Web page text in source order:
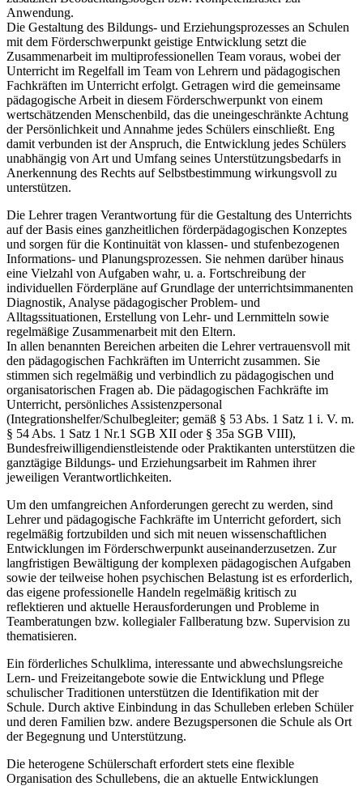
Anwendung.
Die Gestaltung des Bildungs- und Erziehungsprozesses an Schulen
mit dem Förderschwerpunkt geistige Entwicklung setzt die
Zusammenarbeit im multiprofessionellen Team voraus, wobei der
Unterricht im Regelfall im Team von Lehrern und pädagogischen
Fachkräften im Unterricht erfolgt. Getragen wird die gemeinsame
pädagogische Arbeit in diesem Förderschwerpunkt von einem
wertschätzenden Menschenbild, das die uneingeschränkte Achtung
der Persönlichkeit und Annahme jedes Schülers einschließt. Eng
damit verbunden ist der Anspruch, die Entwicklung jedes Schülers
unabhängig von Art und Umfang seines Unterstützungsbedarfs in
Anerkennung des Rechts auf Selbstbestimmung wirkungsvoll zu
unterstützen.
Die Lehrer tragen Verantwortung für die Gestaltung des Unterrichts
auf der Basis eines ganzheitlichen förderpädagogischen Konzeptes
und sorgen für die Kontinuität von klassen- und stufenbezogenen
Informations- und Planungsprozessen. Sie nehmen darüber hinaus
eine Vielzahl von Aufgaben wahr, u. a. Fortschreibung der
individuellen Förderpläne auf Grundlage der unterrichtsimmanenten
Diagnostik, Analyse pädagogischer Problem- und
Alltagssituationen, Erstellung von Lehr- und Lernmitteln sowie
regelmäßige Zusammenarbeit mit den Eltern.
In allen benannten Bereichen arbeiten die Lehrer vertrauensvoll mit
den pädagogischen Fachkräften im Unterricht zusammen. Sie
stimmen sich regelmäßig und verbindlich zu pädagogischen und
organisatorischen Fragen ab. Die pädagogischen Fachkräfte im
Unterricht, persönliches Assistenzpersonal
(Integrationshelfer/Schulbegleiter; gemäß § 53 Abs. 1 Satz 1 i. V. m.
§ 54 Abs. 1 Satz 1 Nr.1 SGB XII oder § 35a SGB VIII),
Bundesfreiwilligendienstleistende oder Praktikanten unterstützen die
ganztägige Bildungs- und Erziehungsarbeit im Rahmen ihrer
jeweiligen Verantwortlichkeiten.
Um den umfangreichen Anforderungen gerecht zu werden, sind
Lehrer und pädagogische Fachkräfte im Unterricht gefordert, sich
regelmäßig fortzubilden und sich mit neuen wissenschaftlichen
Entwicklungen im Förderschwerpunkt auseinanderzusetzen. Zur
langfristigen Bewältigung der komplexen pädagogischen Aufgaben
sowie der teilweise hohen psychischen Belastung ist es erforderlich,
das eigene professionelle Handeln regelmäßig kritisch zu
reflektieren und aktuelle Herausforderungen und Probleme in
Teamberatungen bzw. kollegialer Fallberatung bzw. Supervision zu
thematisieren.
Ein förderliches Schulklima, interessante und abwechslungsreiche
Lern- und Freizeitangebote sowie die Entwicklung und Pflege
schulischer Traditionen unterstützen die Identifikation mit der
Schule. Durch aktive Einbindung in das Schulleben erleben Schüler
und deren Familien bzw. andere Bezugspersonen die Schule als Ort
der Begegnung und Unterstützung.
Die heterogene Schülerschaft erfordert stets eine flexible
Organisation des Schullebens, die an aktuelle Entwicklungen